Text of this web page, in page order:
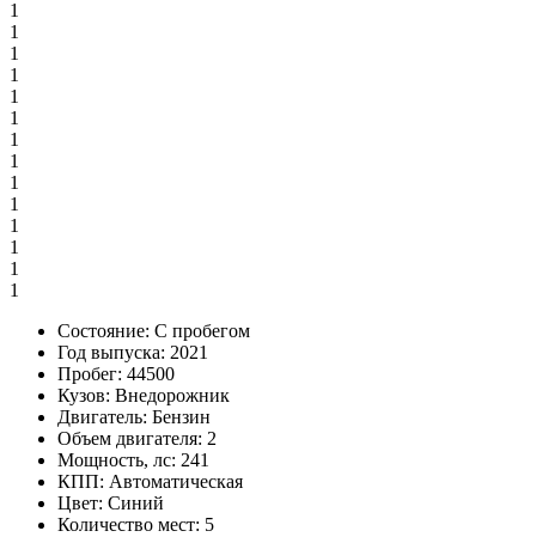
1
1
1
1
1
1
1
1
1
1
1
1
1
1
Состояние: С пробегом
Год выпуска: 2021
Пробег: 44500
Кузов: Внедорожник
Двигатель: Бензин
Объем двигателя: 2
Мощность, лс: 241
КПП: Автоматическая
Цвет: Синий
Количество мест: 5